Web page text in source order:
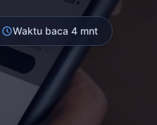
Waktu baca 4 mnt